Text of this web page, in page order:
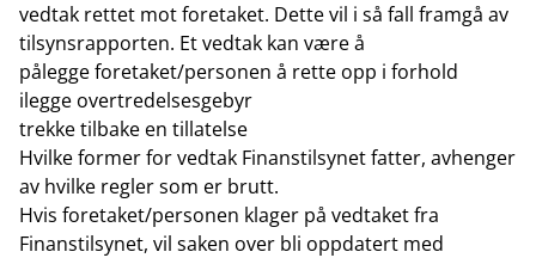
vedtak rettet mot foretaket. Dette vil i så fall framgå av
tilsynsrapporten. Et vedtak kan være å
pålegge foretaket/personen å rette opp i forhold
ilegge overtredelsesgebyr
trekke tilbake en tillatelse
Hvilke former for vedtak Finanstilsynet fatter, avhenger
av hvilke regler som er brutt.
Hvis foretaket/personen klager på vedtaket fra
Finanstilsynet, vil saken over bli oppdatert med